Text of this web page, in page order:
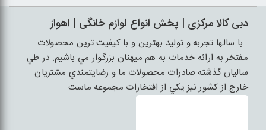
دبی کالا مرکزی | پخش انواع لوازم خانگی | اهواز
با سالها تجربه و توليد بهترين و با کيفيت ترين محصولات
مفتخر به ارائه خدمات به هم ميهنان بزرگوار مي باشيم. در طي
ساليان گذشته صادرات محصولات ما و رضايتمندي مشتريان
خارج از کشور نيز يکي از افتخارات مجموعه ماست